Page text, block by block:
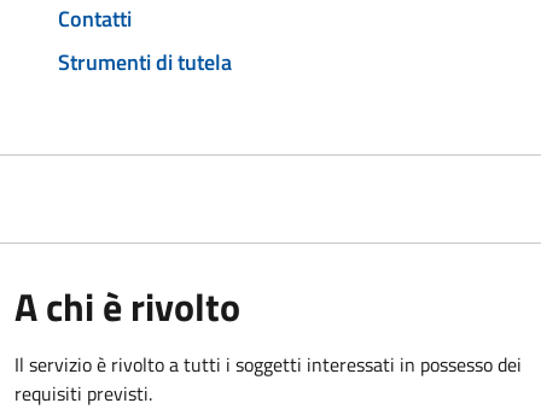
Contatti
Strumenti di tutela
A chi è rivolto
Il servizio è rivolto a tutti i soggetti interessati in possesso dei
requisiti previsti.